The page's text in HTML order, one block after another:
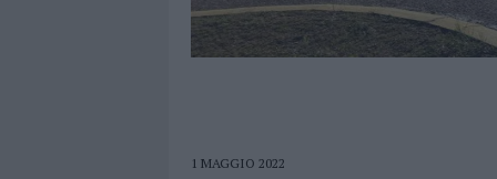
1 MAGGIO 2022